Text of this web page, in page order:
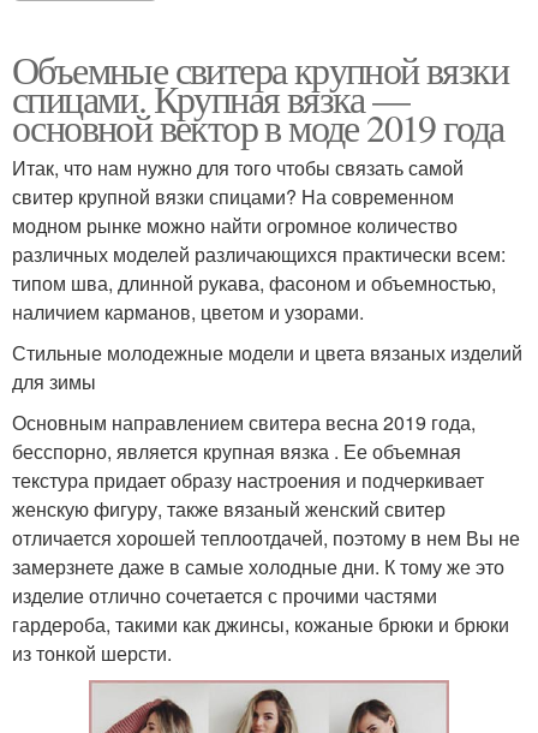
Объемные свитера крупной вязки
спицами. Крупная вязка —
основной вектор в моде 2019 года
Итак, что нам нужно для того чтобы связать самой
свитер крупной вязки спицами? На современном
модном рынке можно найти огромное количество
различных моделей различающихся практически всем:
типом шва, длинной рукава, фасоном и объемностью,
наличием карманов, цветом и узорами.
Стильные молодежные модели и цвета вязаных изделий
для зимы
Основным направлением свитера весна 2019 года,
бесспорно, является крупная вязка . Ее объемная
текстура придает образу настроения и подчеркивает
женскую фигуру, также вязаный женский свитер
отличается хорошей теплоотдачей, поэтому в нем Вы не
замерзнете даже в самые холодные дни. К тому же это
изделие отлично сочетается с прочими частями
гардероба, такими как джинсы, кожаные брюки и брюки
из тонкой шерсти.